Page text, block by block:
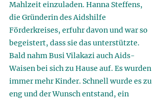
Mahlzeit einzuladen. Hanna Steffens,
die Gründerin des Aidshilfe
Förderkreises, erfuhr davon und war so
begeistert, dass sie das unterstützte.
Bald nahm Busi Vilakazi auch Aids-
Waisen bei sich zu Hause auf. Es wurden
immer mehr Kinder. Schnell wurde es zu
eng und der Wunsch entstand, ein